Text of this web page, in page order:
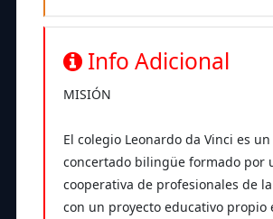
Info Adicional
MISIÓN
El colegio Leonardo da Vinci es
concertado bilingüe formado por
cooperativa de profesionales de
con un proyecto educativo propio